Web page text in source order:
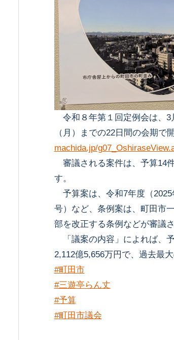
令和８年第１回定例会は、3
（月）までの22日間の会期で
machida.jp/
審議される案件は、予算14
す。
予算案は、令和7年度（2025
号）など、条例案は、町田市
部を改正する条例などが審議
「議案の内容」によれば、
2,112億5,656万円で、過去最
#町田市
#三遊亭らん丈
#予算
#町田市議会